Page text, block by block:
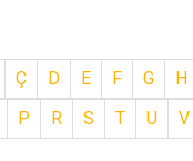
Ç D E F G H
P R S T U V